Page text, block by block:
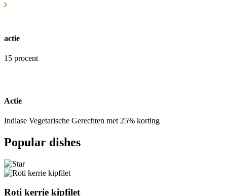
actie
15 procent
Actie
Indiase Vegetarische Gerechten met 25% korting
Popular dishes
Roti kerrie kipfilet